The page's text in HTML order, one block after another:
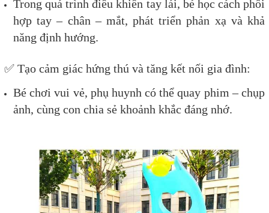
Trong quá trình điều khiển tay lái, bé học cách phối
hợp tay – chân – mắt, phát triển phản xạ và khả
năng định hướng.
✅ Tạo cảm giác hứng thú và tăng kết nối gia đình:
Bé chơi vui vẻ, phụ huynh có thể quay phim – chụp
ảnh, cùng con chia sẻ khoảnh khắc đáng nhớ.